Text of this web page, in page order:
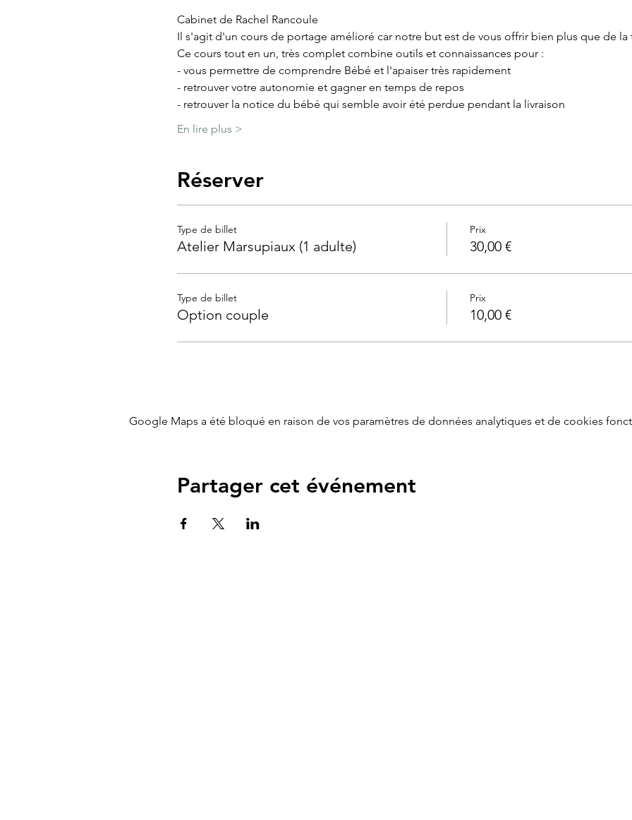
Cabinet de Rachel Rancoule
Il s'agit d'un cours de portage amélioré car notre but est de vous offrir bien plus que de la
Ce cours tout en un, très complet combine outils et connaissances pour :
- vous permettre de comprendre Bébé et l'apaiser très rapidement
- retrouver votre autonomie et gagner en temps de repos
- retrouver la notice du bébé qui semble avoir été perdue pendant la livraison
En lire plus >
Réserver
Type de billet
Atelier Marsupiaux (1 adulte)
Prix
30,00 €
Type de billet
Option couple
Prix
10,00 €
Google Maps a été bloqué en raison de vos paramètres de données analytiques et de cookies
Partager cet événement